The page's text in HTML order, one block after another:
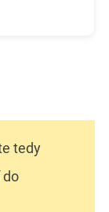
tedy
do